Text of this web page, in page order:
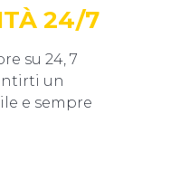
24/7
su 24, 7
un
e sempre